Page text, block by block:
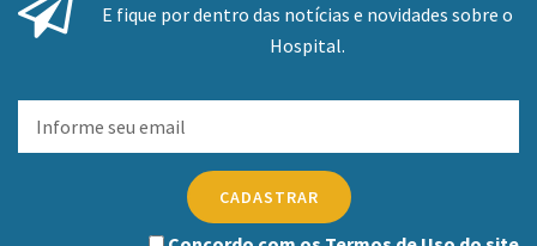
E fique por dentro das notícias e novidades sobre o
Hospital.
CADASTRAR